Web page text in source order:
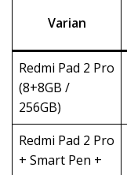
Varian
Redmi Pad 2 Pro
(8+8GB /
256GB)
Redmi Pad 2 Pro
+ Smart Pen +